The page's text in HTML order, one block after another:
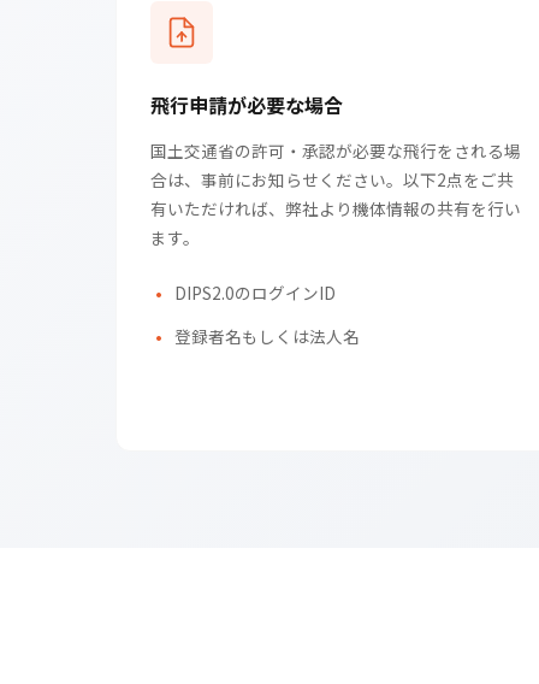
飛行申請が必要な場合
国土交通省の許可・承認が必要な飛行をされる場
合は、事前にお知らせください。以下2点をご共
有いただければ、弊社より機体情報の共有を行い
ます。
DIPS2.0のログインID
登録者名もしくは法人名